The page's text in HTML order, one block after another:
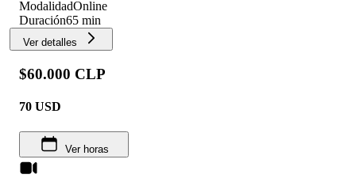
ModalidadOnline
Duración65 min
Ver detalles
$60.000 CLP
70 USD
Ver horas